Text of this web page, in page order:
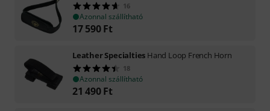
16
Azonnal szállítható
17 590 Ft
Leather Specialties Hand Loop French Horn
18
Azonnal szállítható
21 490 Ft